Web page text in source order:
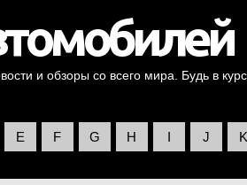
и обзоры со всего мира. Будь в
E F G H I J K